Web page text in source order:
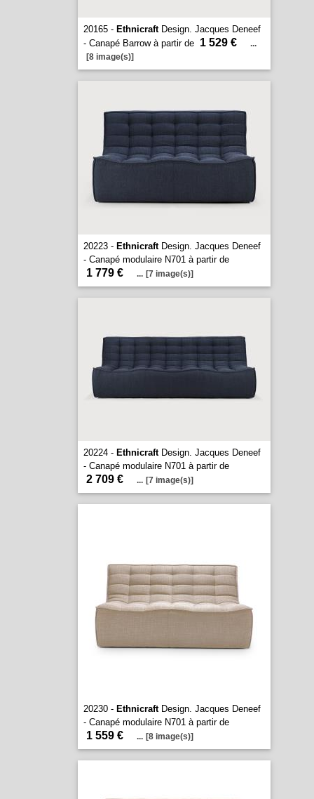
20165 - EthnicraftDesign. Jacques Deneef
- Canapé Barrow à partir de 1 529 €
...
[8 image(s)]
20223 - EthnicraftDesign. Jacques Deneef
- Canapé modulaire N701 à partir de
1 779 € ... [7 image(s)]
20224 - EthnicraftDesign. Jacques Deneef
- Canapé modulaire N701 à partir de
2 709 € ... [7 image(s)]
20230 - EthnicraftDesign. Jacques Deneef
- Canapé modulaire N701 à partir de
1 559 € ... [8 image(s)]